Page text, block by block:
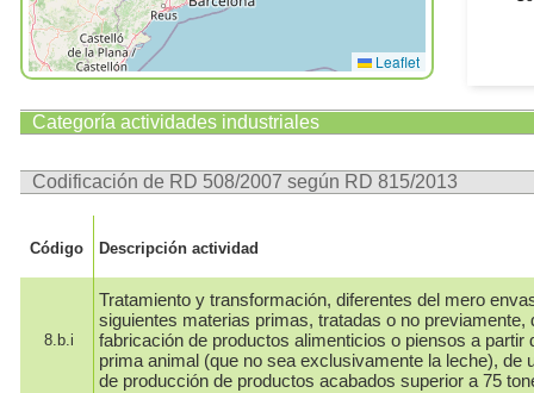
Leaflet
Categoría actividades industriales
Codificación de RD 508/2007 según RD 815/2013
Código Descripción actividad
8.b.i
Tratamiento y transformación, diferentes del mero
siguientes materias primas, tratadas o no previamente,
fabricación de productos alimenticios o piensos a partir
prima animal (que no sea exclusivamente la leche), de
de producción de productos acabados superior a 75